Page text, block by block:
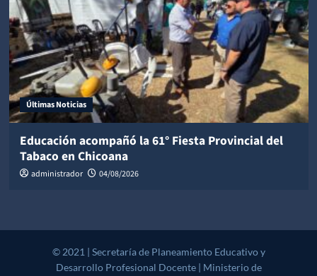
Últimas Noticias
Educación acompañó la 61° Fiesta Provincial del
Tabaco en Chicoana
administrador 04/08/2026
© 2021 | Secretaría de Planeamiento Educativo y Desarrollo
Profesional Docente | Ministerio de Educación, Cultura, Ciencia y